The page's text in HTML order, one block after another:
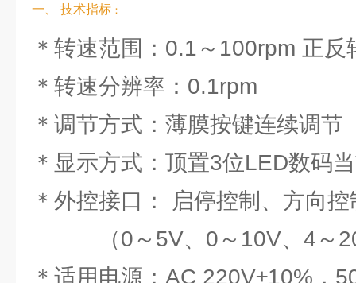
一、 技术指标 ：
＊转速范围：0.1～100rpm 正反
＊转速分辨率：0.1rpm
＊调节方式：薄膜按键连续调节
＊显示方式：顶置3位LED数码
＊外控接口： 启停控制、方向
（0～5V、0～10V、4～
＊适用电源：AC 220V±10%，